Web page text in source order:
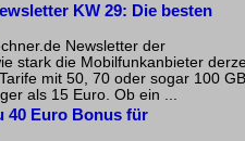
KW 29: Die besten
Newsletter der
stark die Mobilfunkanbieter
mit 50, 70 oder sogar 100 GB
als 15 Euro. Ob ein ...
40 Euro Bonus für